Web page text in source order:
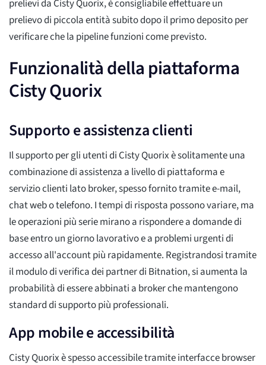
prelievi da Cisty Quorix, è consigliabile effettuare un
prelievo di piccola entità subito dopo il primo deposito per
verificare che la pipeline funzioni come previsto.
Funzionalità della piattaforma
Cisty Quorix
Supporto e assistenza clienti
Il supporto per gli utenti di Cisty Quorix è solitamente una
combinazione di assistenza a livello di piattaforma e
servizio clienti lato broker, spesso fornito tramite e-mail,
chat web o telefono. I tempi di risposta possono variare, ma
le operazioni più serie mirano a rispondere a domande di
base entro un giorno lavorativo e a problemi urgenti di
accesso all'account più rapidamente. Registrandosi tramite
il modulo di verifica dei partner di Bitnation, si aumenta la
probabilità di essere abbinati a broker che mantengono
standard di supporto più professionali.
App mobile e accessibilità
Cisty Quorix è spesso accessibile tramite interfacce browser